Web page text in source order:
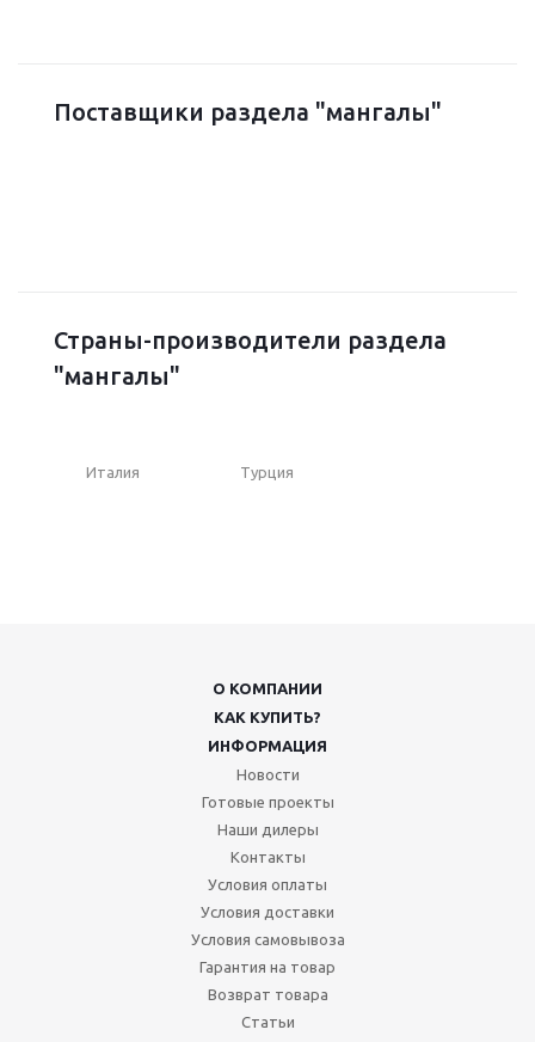
Поставщики раздела "мангалы"
Страны-производители раздела
"мангалы"
Италия Турция
О КОМПАНИИ
КАК КУПИТЬ?
ИНФОРМАЦИЯ
Новости
Готовые проекты
Наши дилеры
Контакты
Условия оплаты
Условия доставки
Условия самовывоза
Гарантия на товар
Возврат товара
Статьи